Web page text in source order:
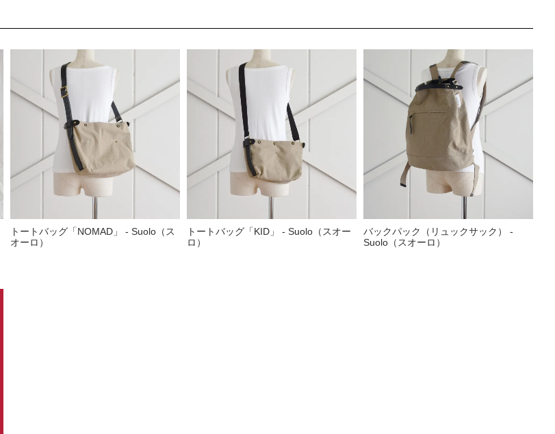
トートバッグ「NOMAD」 - Suolo（ス
オーロ）
トートバッグ「KID」 - Suolo（スオー
ロ）
バックパック（リュックサック） -
Suolo（スオーロ）